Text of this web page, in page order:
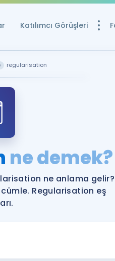
Katılımcı Görüşleri
Ücretsiz Kaynaklar
YDS ve YÖKDİL
YDS ve YÖKDİL'e
Eğitim ve Kitaplara
Remzi
regularisation
ne demek?
ne anlama gelir?
Regularisation eş